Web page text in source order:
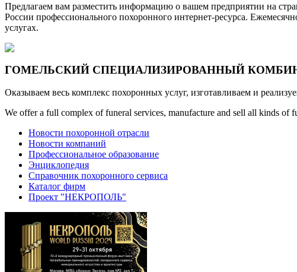
Предлагаем вам разместить информацию о вашем предприятии на
России профессионального похоронного интернет-ресурса.
услугах.
ГОМЕЛЬСКИЙ СПЕЦИАЛИЗИРОВАННЫЙ
Оказываем весь комплекс похоронных услуг, изготавливаем и
We offer a full complex of funeral services, manufacture and sell all kinds of
Новости похоронной отрасли
Новости компаний
Профессиональное образование
Энциклопедия
Справочник похоронного сервиса
Каталог фирм
Проект "НЕКРОПОЛЬ"